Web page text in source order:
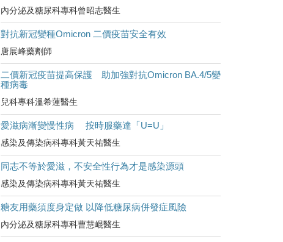
內分泌及糖尿科專科曾昭志醫生
對抗新冠變種Omicron 二價疫苗安全有效
唐展峰藥劑師
二價新冠疫苗提高保護 助加強對抗Omicron BA.4/5變
種病毒
兒科專科溫希蓮醫生
愛滋病漸變慢性病 按時服藥達「U=U」
感染及傳染病科專科黃天祐醫生
同志不等於愛滋，不安全性行為才是感染源頭
感染及傳染病科專科黃天祐醫生
糖友用藥須度身定做 以降低糖尿病併發症風險
內分泌及糖尿科專科曹慧崐醫生